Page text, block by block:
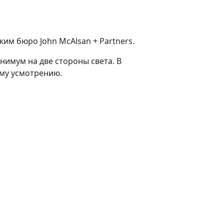
бюро John McAlsan + Partners.
на две стороны света. В
усмотрению.